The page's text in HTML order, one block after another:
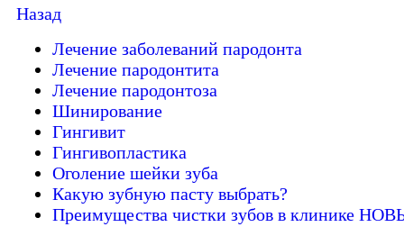
Назад
Лечение заболеваний пародонта
Лечение пародонтита
Лечение пародонтоза
Шинирование
Гингивит
Гингивопластика
Оголение шейки зуба
Какую зубную пасту выбрать?
Преимущества чистки зубов в клинике